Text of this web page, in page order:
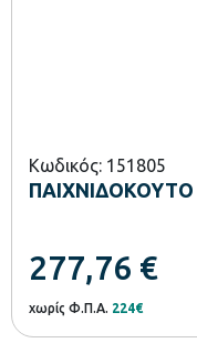
Κωδικός: 151805
ΠΑΙΧΝΙΔΟΚΟΥΤΟ
277,76 €
χωρίς Φ.Π.Α. 224€